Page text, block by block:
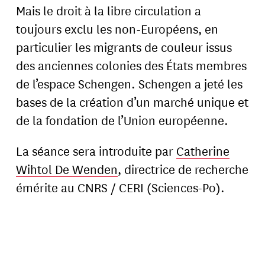
Mais le droit à la libre circulation a
toujours exclu les non-Européens, en
particulier les migrants de couleur issus
des anciennes colonies des États membres
de l’espace Schengen. Schengen a jeté les
bases de la création d’un marché unique et
de la fondation de l’Union européenne.
La séance sera introduite par Catherine
Wihtol De Wenden, directrice de recherche
émérite au CNRS / CERI (Sciences-Po).